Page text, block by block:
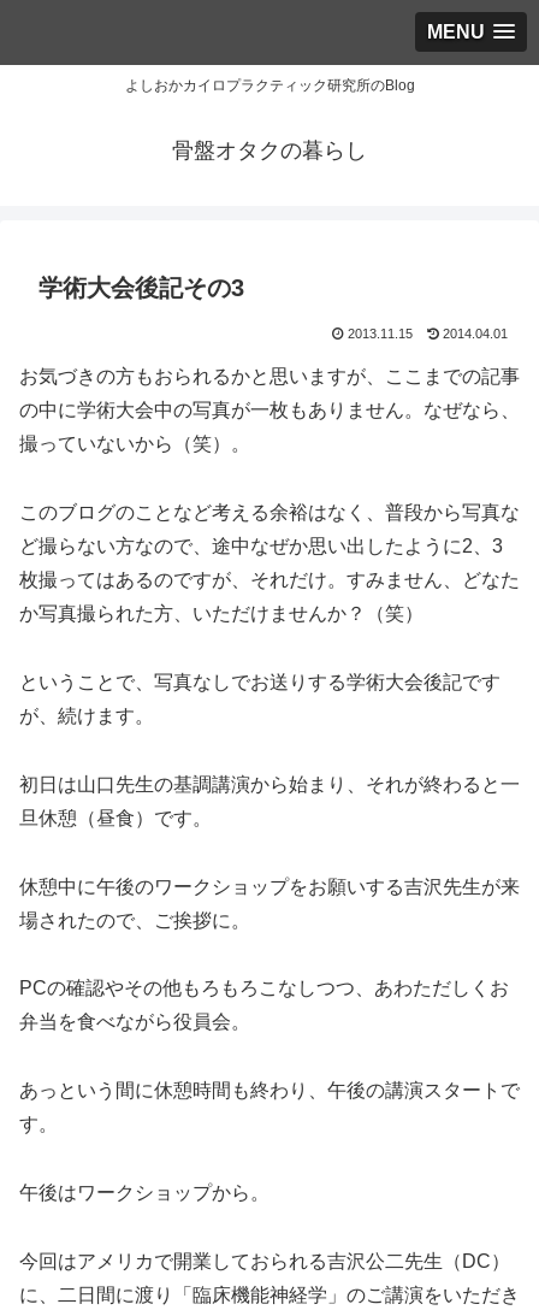
MENU
よしおかカイロプラクティック研究所のBlog
骨盤オタクの暮らし
学術大会後記その3
2013.11.15 2014.04.01
お気づきの方もおられるかと思いますが、ここまでの記事
の中に学術大会中の写真が一枚もありません。なぜなら、
撮っていないから（笑）。
このブログのことなど考える余裕はなく、普段から写真な
ど撮らない方なので、途中なぜか思い出したように2、3
枚撮ってはあるのですが、それだけ。すみません、どなた
か写真撮られた方、いただけませんか？（笑）
ということで、写真なしでお送りする学術大会後記です
が、続けます。
初日は山口先生の基調講演から始まり、それが終わると一
旦休憩（昼食）です。
休憩中に午後のワークショップをお願いする吉沢先生が来
場されたので、ご挨拶に。
PCの確認やその他もろもろこなしつつ、あわただしくお
弁当を食べながら役員会。
あっという間に休憩時間も終わり、午後の講演スタートで
す。
午後はワークショップから。
今回はアメリカで開業しておられる吉沢公二先生（DC）
に、二日間に渡り「臨床機能神経学」のご講演をいただき